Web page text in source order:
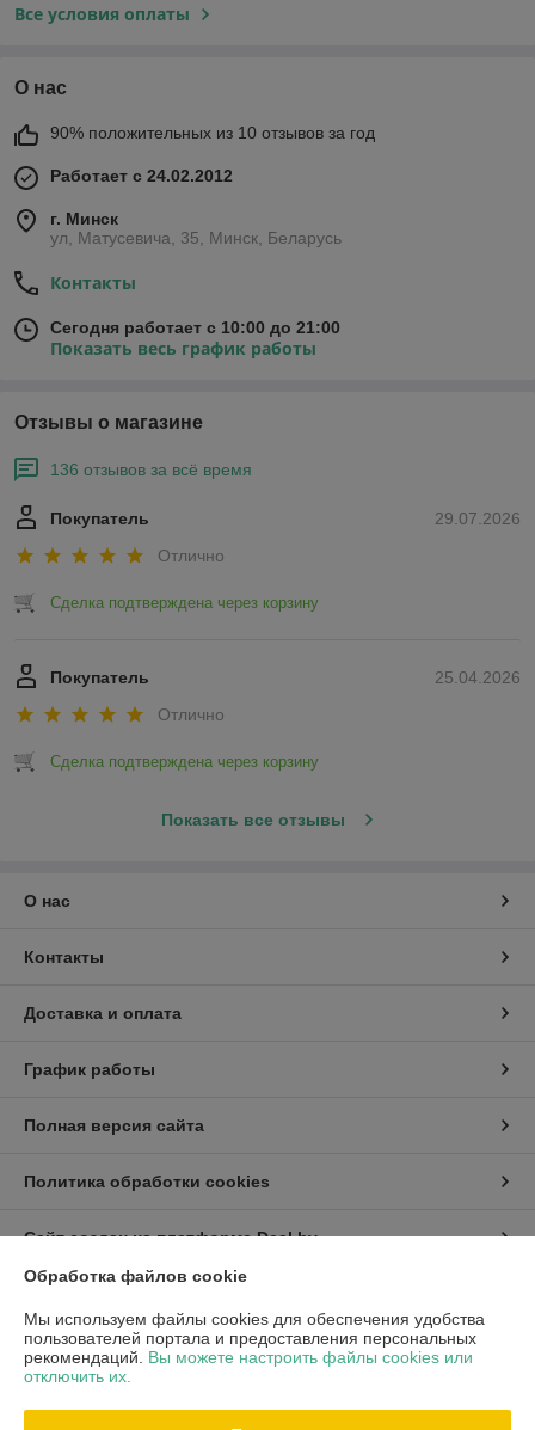
Все условия оплаты
О нас
90% положительных из 10 отзывов за год
Работает с 24.02.2012
г. Минск
ул, Матусевича, 35, Минск, Беларусь
Контакты
Сегодня работает с 10:00 до 21:00
Показать весь график работы
Отзывы о магазине
136 отзывов за всё время
29.07.2026
Покупатель
Отлично
Сделка подтверждена через корзину
25.04.2026
Покупатель
Отлично
Сделка подтверждена через корзину
Показать все отзывы
О нас
Контакты
Доставка и оплата
График работы
Полная версия сайта
Политика обработки cookies
Сайт создан на платформе Deal.by
Информация для покупателя
Индивидуальный предприниматель:ИП Хмель Павел Юрьевич
г. Минск, ул. Воронянского 11/5-63
Регистрационный номер ЕГР: 190422759
Обработка файлов cookie
Мы используем файлы cookies для обеспечения удобства
пользователей портала и предоставления персональных
рекомендаций. Вы можете настроить файлы cookies или
отключить их.